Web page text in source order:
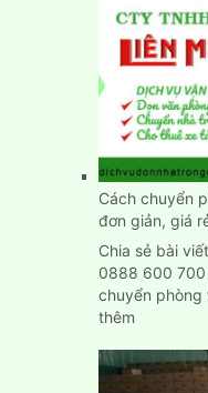
tốt
chuyển
nhà
nhập
trạch
nhanh
chính
xác
Cách chuyển
đơn giản, giá
Chia sẻ bài
0888 600
chuyển
thêm:
chuyển
phòng